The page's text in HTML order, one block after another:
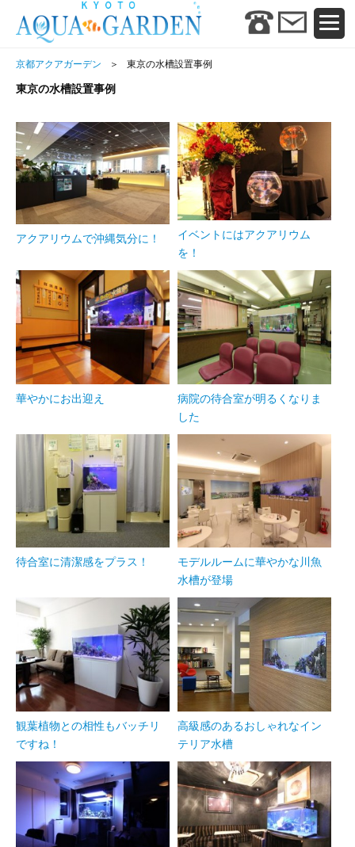
京都アクアガーデン 東京の水槽設置事例
東京の水槽設置事例
アクアリウムで沖縄気分に！
イベントにはアクアリウム
を！
華やかにお出迎え
病院の待合室が明るくなりま
した
待合室に清潔感をプラス！
モデルルームに華やかな川魚
水槽が登場
観葉植物との相性もバッチリ
ですね！
高級感のあるおしゃれなイン
テリア水槽